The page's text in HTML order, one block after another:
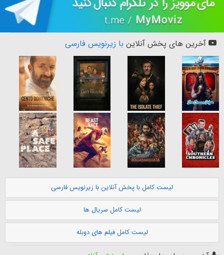
آخرین های پخش آنلاین با زیرنویس فارسی
لیست کامل با پخش آنلاین با زیرنویس فارسی
لیست کامل سریال ها
لیست کامل فیلم های دوبله